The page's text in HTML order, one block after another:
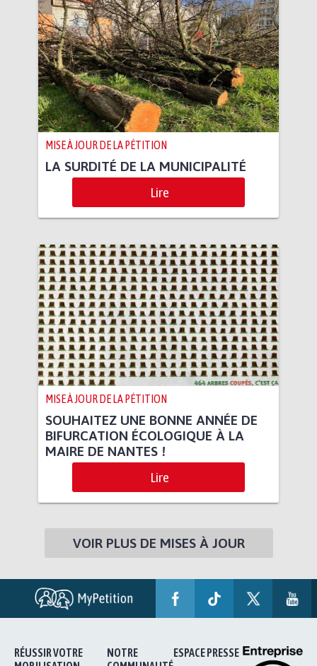
MISE À JOUR DE LA PÉTITION
LA SURDITÉ DE LA MUNICIPALITÉ
Lire
MISE À JOUR DE LA PÉTITION
SOUHAITEZ UNE BONNE ANNÉE DE
BIFURCATION ÉCOLOGIQUE À LA
MAIRE DE NANTES !
Lire
VOIR PLUS DE MISES À JOUR
RÉUSSIR VOTRE
NOTRE
ESPACE PRESSE